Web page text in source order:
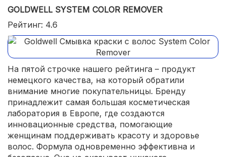
GOLDWELL SYSTEM COLOR REMOVER
Рейтинг: 4.6
На пятой строчке нашего рейтинга – продукт
немецкого качества, на который обратили
внимание многие покупательницы. Бренду
принадлежит самая большая косметическая
лаборатория в Европе, где создаются
инновационные средства, помогающие
женщинам поддерживать красоту и здоровье
волос. Формула одновременно эффективна и